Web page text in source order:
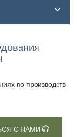
по производств
С НАМИ